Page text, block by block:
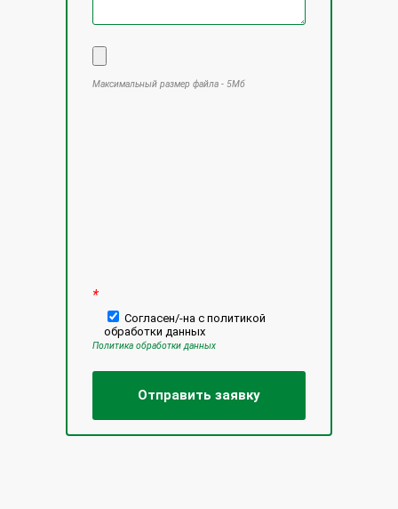
Максимальный размер файла - 5Мб
*
Согласен/-на с политикой
обработки данных
Политика обработки данных